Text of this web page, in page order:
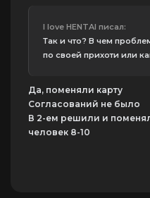
I love HENTAI писал:
Так и что? В чем
по своей прихоти или
Да, поменяли карту
Согласований не было
В 2-ем решили и
человек 8-10